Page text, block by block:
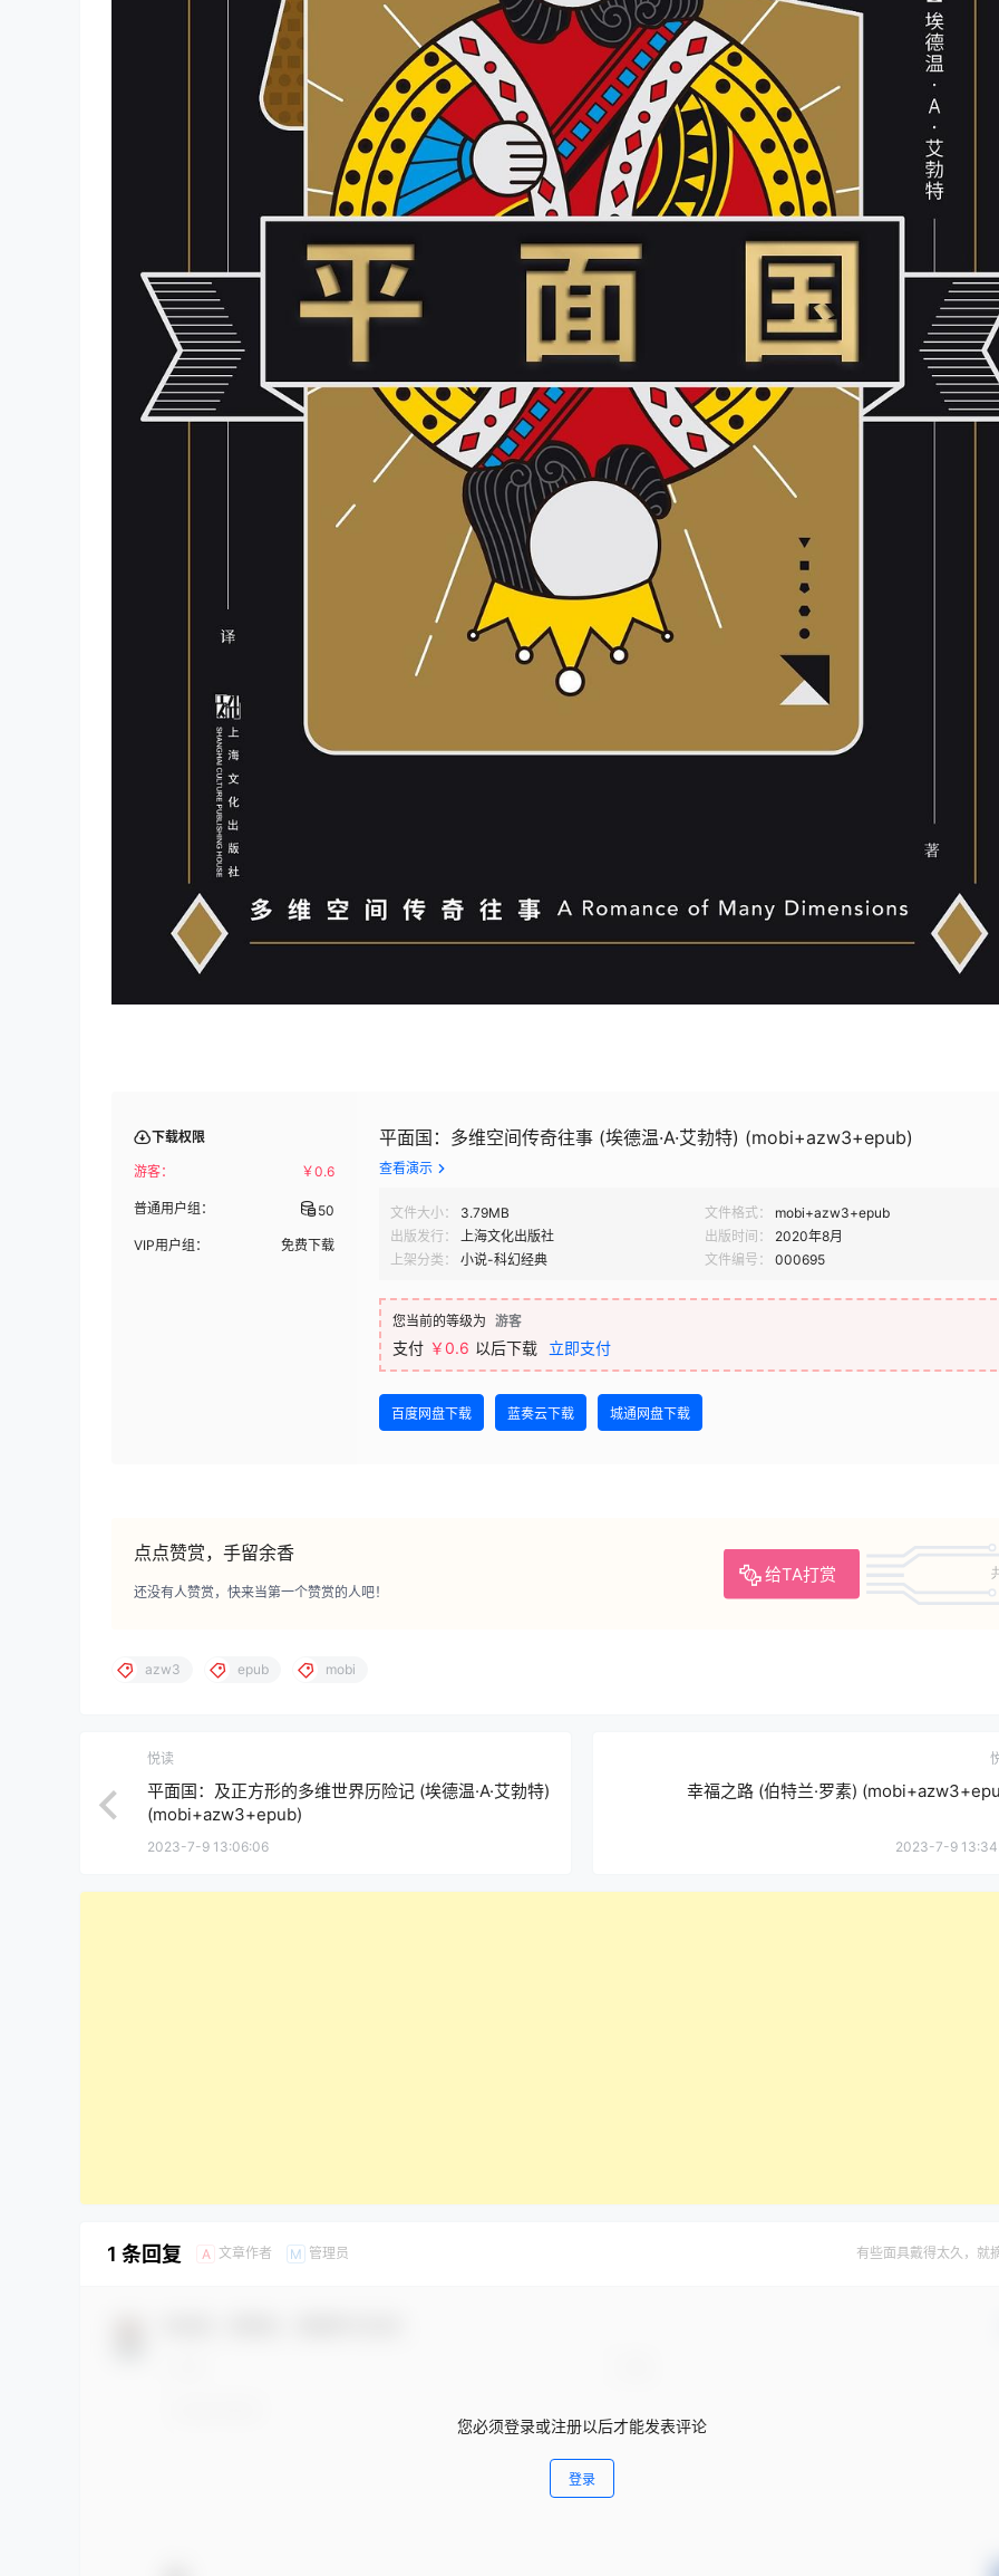
下载权限
游客： ￥0.6
普通用户组： 50
VIP用户组： 免费下载
平面国：多维空间传奇往事 (埃德温·A·艾勃特) (mobi+azw3+epub)
查看演示
文件大小： 3.79MB 文件格式：
mobi+azw3+epub
出版发行：
上海文化出版社 出版时间：
2020年8月
上架分类：
小说-科幻经典 文件编号： 000695
您当前的等级为 游客
支付 ￥0.6 以后下载 立即支付
百度网盘下载 蓝奏云下载 城通网盘下载
点点赞赏，手留余香
给TA打赏
还没有人赞赏，快来当第一个赞赏的人吧！
azw3 epub mobi
悦读
平面国：及正方形的多维世界历险记 (埃德温·A·艾勃特)
(mobi+azw3+epub)
2023-7-9 13:06:06
幸福之路 (伯特兰·罗素)
2023-7-9
1 条回复 A 文章作者 M 管理员 有些面具戴得太久，就
您必须登录或注册以后才能发表评论
登录